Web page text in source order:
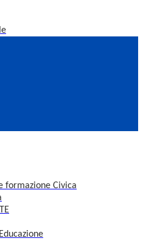
formazione Civica